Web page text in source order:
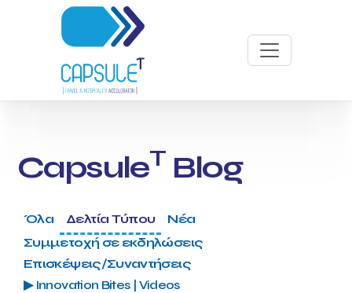
CapsuleT Blog
Όλα Δελτία Τύπου
Νέα
Συμμετοχή σε εκδηλώσεις
Επισκέψεις/Συναντήσεις
▶ Innovation Bites | Videos